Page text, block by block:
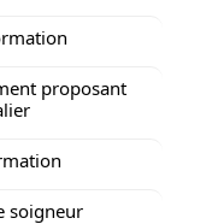
proposant
soigneur